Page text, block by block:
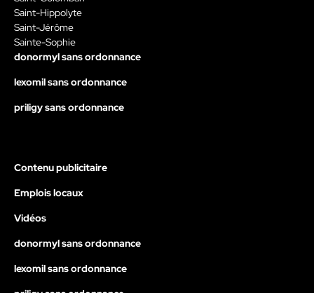
Saint-Hippolyte
Saint-Jérôme
Sainte-Sophie
donormyl sans ordonnance
lexomil sans ordonnance
priligy sans ordonnance
Contenu publicitaire
Emplois locaux
Vidéos
donormyl sans ordonnance
lexomil sans ordonnance